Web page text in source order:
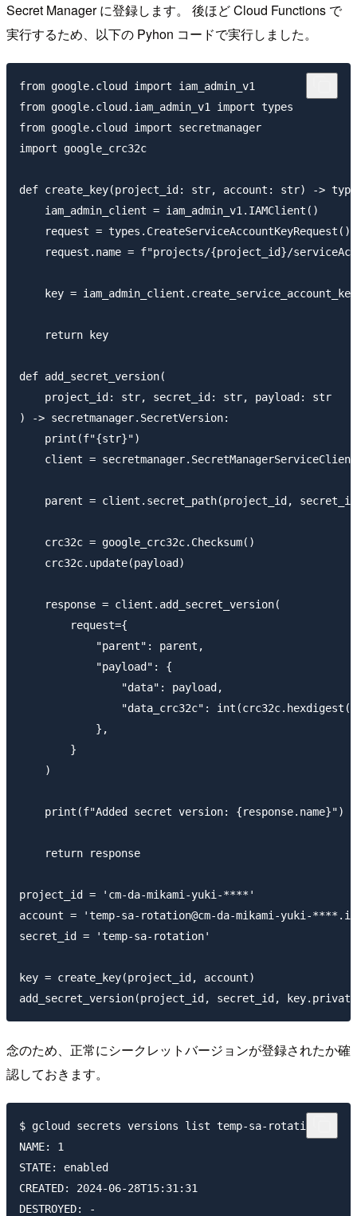
Secret Manager に登録します。 後ほど Cloud Functions で
実行するため、以下の Pyhon コードで実行しました。
from google.cloud import iam_admin_v1
from google.cloud.iam_admin_v1 import types
from google.cloud import secretmanager
import google_crc32c
def create_key(project_id: str, account: str) ->
    iam_admin_client = iam_admin_v1.IAMClient()
    request = types.CreateServiceAccountKeyRequest()
request.name = f"projects/{project_id}/
key =
    return key
def add_secret_version(
    project_id: str, secret_id: str, payload: str
) -> secretmanager.SecretVersion:
    print(f"{str}")
client =
parent = client.secret_path(project_id,
    crc32c = google_crc32c.Checksum()
    crc32c.update(payload)
    response = client.add_secret_version(
        request={
            "parent": parent,
            "payload": {
                "data": payload,
"data_crc32c":
            },
        }
    )
    print(f"Added secret version: {response.name}")
    return response
project_id = 'cm-da-mikami-yuki-****'
account = 'temp-sa-rotation@cm-da-mikami-yuki-
secret_id = 'temp-sa-rotation'
key = create_key(project_id, account)
念のため、正常にシークレットバージョンが登録されたか確
認しておきます。
$ gcloud secrets versions list temp-sa-rotation
NAME: 1
STATE: enabled
CREATED: 2024-06-28T15:31:31
DESTROYED: -